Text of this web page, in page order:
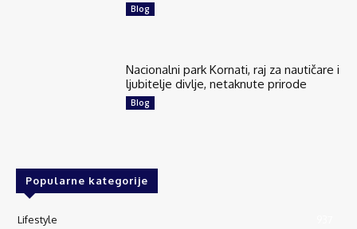
Blog
Nacionalni park Kornati, raj za nautičare i
ljubitelje divlje, netaknute prirode
Blog
Popularne kategorije
Lifestyle